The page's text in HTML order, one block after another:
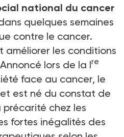
national du cancer
quelques semaines
contre le cancer.
améliorer les conditions
lors de la Ire
face au cancer, le
est né du constat de
chez les
fortes inégalités des